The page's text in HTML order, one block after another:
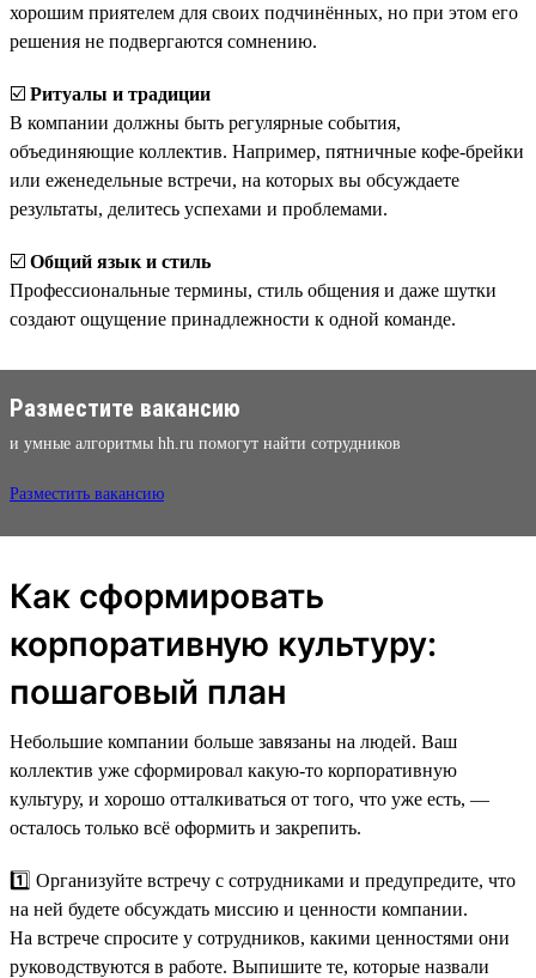
хорошим приятелем для своих подчинённых, но при этом его
решения не подвергаются сомнению.
☑️ Ритуалы и традиции
В компании должны быть регулярные события,
объединяющие коллектив. Например, пятничные кофе-брейки
или еженедельные встречи, на которых вы обсуждаете
результаты, делитесь успехами и проблемами.
☑️ Общий язык и стиль
Профессиональные термины, стиль общения и даже шутки
создают ощущение принадлежности к одной команде.
Разместите вакансию
и умные алгоритмы hh.ru помогут найти сотрудников
Разместить вакансию
Как сформировать
корпоративную культуру:
пошаговый план
Небольшие компании больше завязаны на людей. Ваш
коллектив уже сформировал какую-то корпоративную
культуру, и хорошо отталкиваться от того, что уже есть, —
осталось только всё оформить и закрепить.
1️⃣ Организуйте встречу с сотрудниками и предупредите, что
на ней будете обсуждать миссию и ценности компании.
На встрече спросите у сотрудников, какими ценностями они
руководствуются в работе. Выпишите те, которые назвали